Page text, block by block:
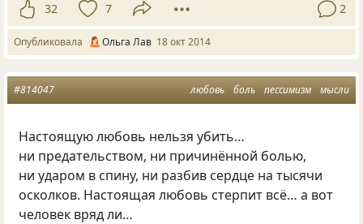
32 7 2
Опубликовала Ольга Лав 18 окт 2014
любовь боль пессимизм мысли
#814047
Настоящую любовь нельзя убить…
ни предательством, ни причинённой болью,
ни ударом в спину, ни разбив сердце на тысячи
осколков. Настоящая любовь стерпит всё… а вот
человек вряд ли…